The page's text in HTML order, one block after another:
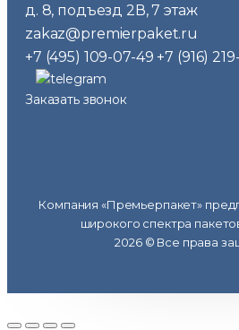
д. 8, подъезд 2В, 7 этаж
zakaz@premierpaket.ru
+7 (495) 109-07-49 +7 (916)
Заказать звонок
Компания «Премьерпакет»
широкого спектра
2026 © Все права